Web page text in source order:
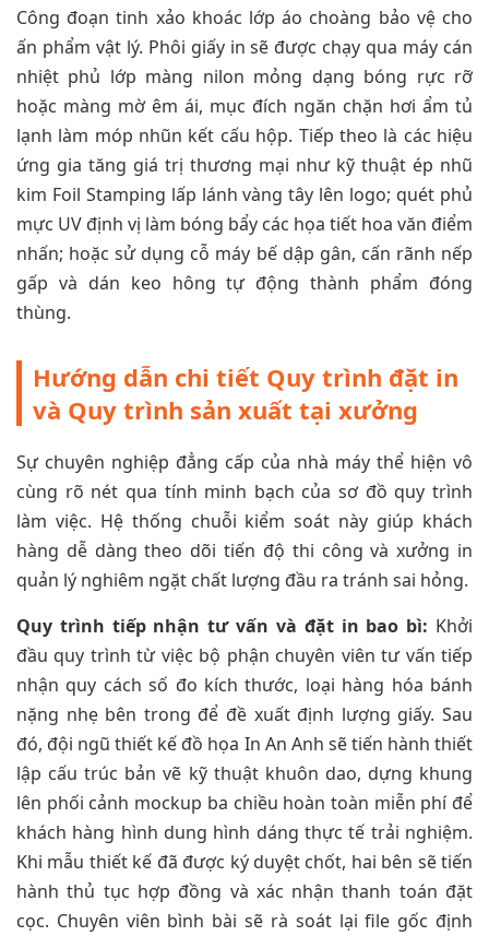
Công đoạn tinh xảo khoác lớp áo choàng bảo vệ cho
ấn phẩm vật lý. Phôi giấy in sẽ được chạy qua máy cán
nhiệt phủ lớp màng nilon mỏng dạng bóng rực rỡ
hoặc màng mờ êm ái, mục đích ngăn chặn hơi ẩm tủ
lạnh làm móp nhũn kết cấu hộp. Tiếp theo là các hiệu
ứng gia tăng giá trị thương mại như kỹ thuật ép nhũ
kim Foil Stamping lấp lánh vàng tây lên logo; quét phủ
mực UV định vị làm bóng bẩy các họa tiết hoa văn điểm
nhấn; hoặc sử dụng cỗ máy bế dập gân, cấn rãnh nếp
gấp và dán keo hông tự động thành phẩm đóng
thùng.
Hướng dẫn chi tiết Quy trình đặt in
và Quy trình sản xuất tại xưởng
Sự chuyên nghiệp đẳng cấp của nhà máy thể hiện vô
cùng rõ nét qua tính minh bạch của sơ đồ quy trình
làm việc. Hệ thống chuỗi kiểm soát này giúp khách
hàng dễ dàng theo dõi tiến độ thi công và xưởng in
quản lý nghiêm ngặt chất lượng đầu ra tránh sai hỏng.
Quy trình tiếp nhận tư vấn và đặt in bao bì: Khởi
đầu quy trình từ việc bộ phận chuyên viên tư vấn tiếp
nhận quy cách số đo kích thước, loại hàng hóa bánh
nặng nhẹ bên trong để đề xuất định lượng giấy. Sau
đó, đội ngũ thiết kế đồ họa In An Anh sẽ tiến hành thiết
lập cấu trúc bản vẽ kỹ thuật khuôn dao, dựng khung
lên phối cảnh mockup ba chiều hoàn toàn miễn phí để
khách hàng hình dung hình dáng thực tế trải nghiệm.
Khi mẫu thiết kế đã được ký duyệt chốt, hai bên sẽ tiến
hành thủ tục hợp đồng và xác nhận thanh toán đặt
cọc. Chuyên viên bình bài sẽ rà soát lại file gốc định